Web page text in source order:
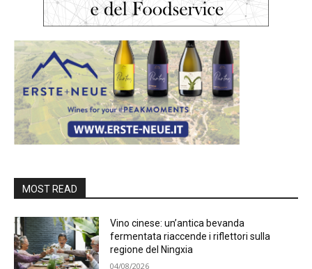
MOST READ
Vino cinese: un’antica bevanda
fermentata riaccende i riflettori sulla
regione del Ningxia
04/08/2026